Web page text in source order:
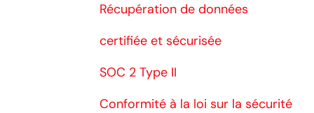
Récupération de données
certifiée et sécurisée
SOC 2 Type II
Conformité à la loi sur la sécurité